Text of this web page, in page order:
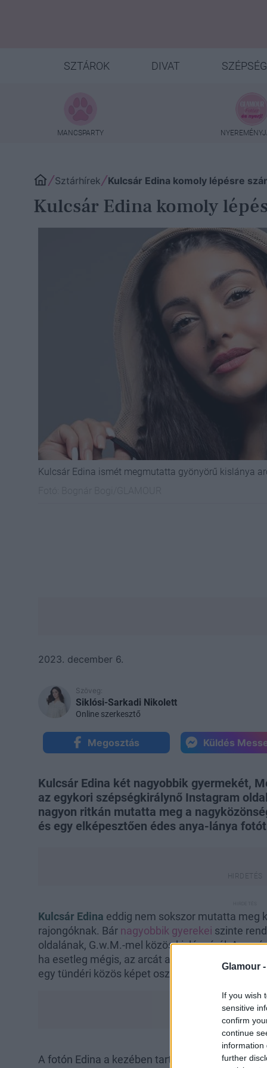
Glamour -
If you wish
sensitive
confirm
continue
information
further
SZTÁROK DIVAT SZÉPSÉG
MANCSPARTY
Sztárhírek Kulcsár Edina komoly lépésre
Kulcsár Edina komoly
Kulcsár Edina ismét megmutatta gyönyörű kislánya
2023. december 6.
Szöveg:
Siklósi-Sarkadi Nikolett
Online szerkesztő
Megosztás Küldés
Kulcsár Edina két nagyobbik gyermekét,
az egykori szépségkirálynő Instagram
nagyon ritkán mutatta meg a
és egy elképesztően édes anya-lánya
Kulcsár Edina eddig nem sokszor mutatta meg
rajongóknak. Bár nagyobbik gyerekei szinte
oldalának, G.w.M.-mel közös kislányáról,
ha esetleg mégis, az arcát akkor sem láthatjuk.
egy tündéri közös képet osztott meg Amarával.
A fotón Edina a kezében tartja a csöppséget,